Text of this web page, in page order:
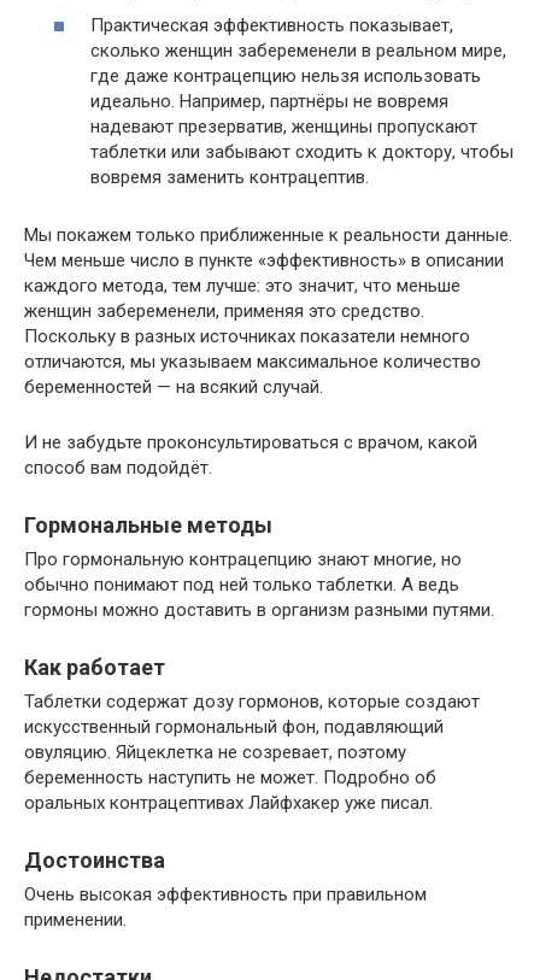
Практическая эффективность показывает,
сколько женщин забеременели в реальном мире,
где даже контрацепцию нельзя использовать
идеально. Например, партнёры не вовремя
надевают презерватив, женщины пропускают
таблетки или забывают сходить к доктору, чтобы
вовремя заменить контрацептив.
Мы покажем только приближенные к реальности данные.
Чем меньше число в пункте «эффективность» в описании
каждого метода, тем лучше: это значит, что меньше
женщин забеременели, применяя это средство.
Поскольку в разных источниках показатели немного
отличаются, мы указываем максимальное количество
беременностей — на всякий случай.
И не забудьте проконсультироваться с врачом, какой
способ вам подойдёт.
Гормональные методы
Про гормональную контрацепцию знают многие, но
обычно понимают под ней только таблетки. А ведь
гормоны можно доставить в организм разными путями.
Как работает
Таблетки содержат дозу гормонов, которые создают
искусственный гормональный фон, подавляющий
овуляцию. Яйцеклетка не созревает, поэтому
беременность наступить не может. Подробно об
оральных контрацептивах Лайфхакер уже писал.
Достоинства
Очень высокая эффективность при правильном
применении.